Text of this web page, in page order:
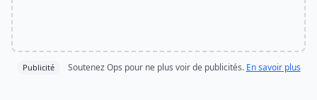
Publicité Soutenez Ops pour ne plus voir de publicités. En savoir plus